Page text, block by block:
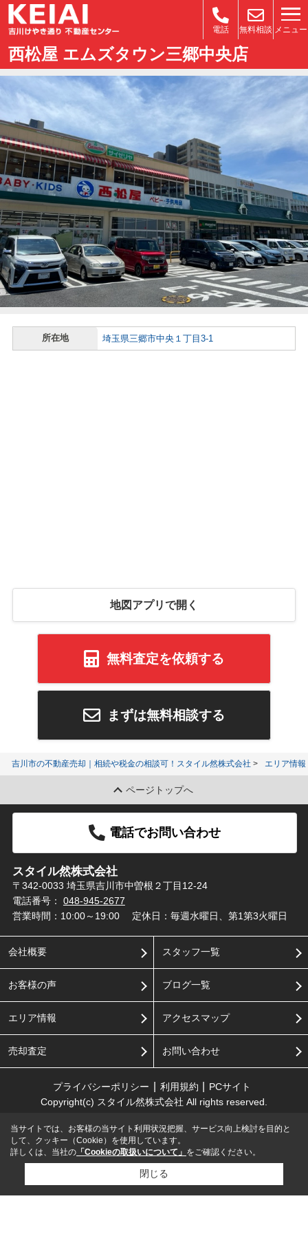
電話 無料相談 メニュー
西松屋 エムズタウン三郷中央店
所在地 埼玉県三郷市中央１丁目3-1
地図アプリで開く
無料査定を依頼する
まずは無料相談する
吉川市の不動産売却｜相続や税金の相談可！スタイル然株式会社 エリア情報
ページトップへ
電話でお問い合わせ
スタイル然株式会社
〒342-0033 埼玉県吉川市中曽根２丁目12-24
電話番号： 048-945-2677
営業時間：10:00～19:00
定休日：毎週水曜日、第1第3火曜日
会社概要
お客様の声
エリア情報
売却査定
スタッフ一覧
ブログ一覧
アクセスマップ
お問い合わせ
プライバシーポリシー 利用規約
PCサイト
Copyright(c) スタイル然株式会社 All rights reserved.
当サイトでは、お客様の当サイト利用状況把握、サービス向上検討を目的と
して、クッキー（Cookie）を使用しています。
詳しくは、当社の 「Cookieの取扱いについて」 をご確認ください。
閉じる